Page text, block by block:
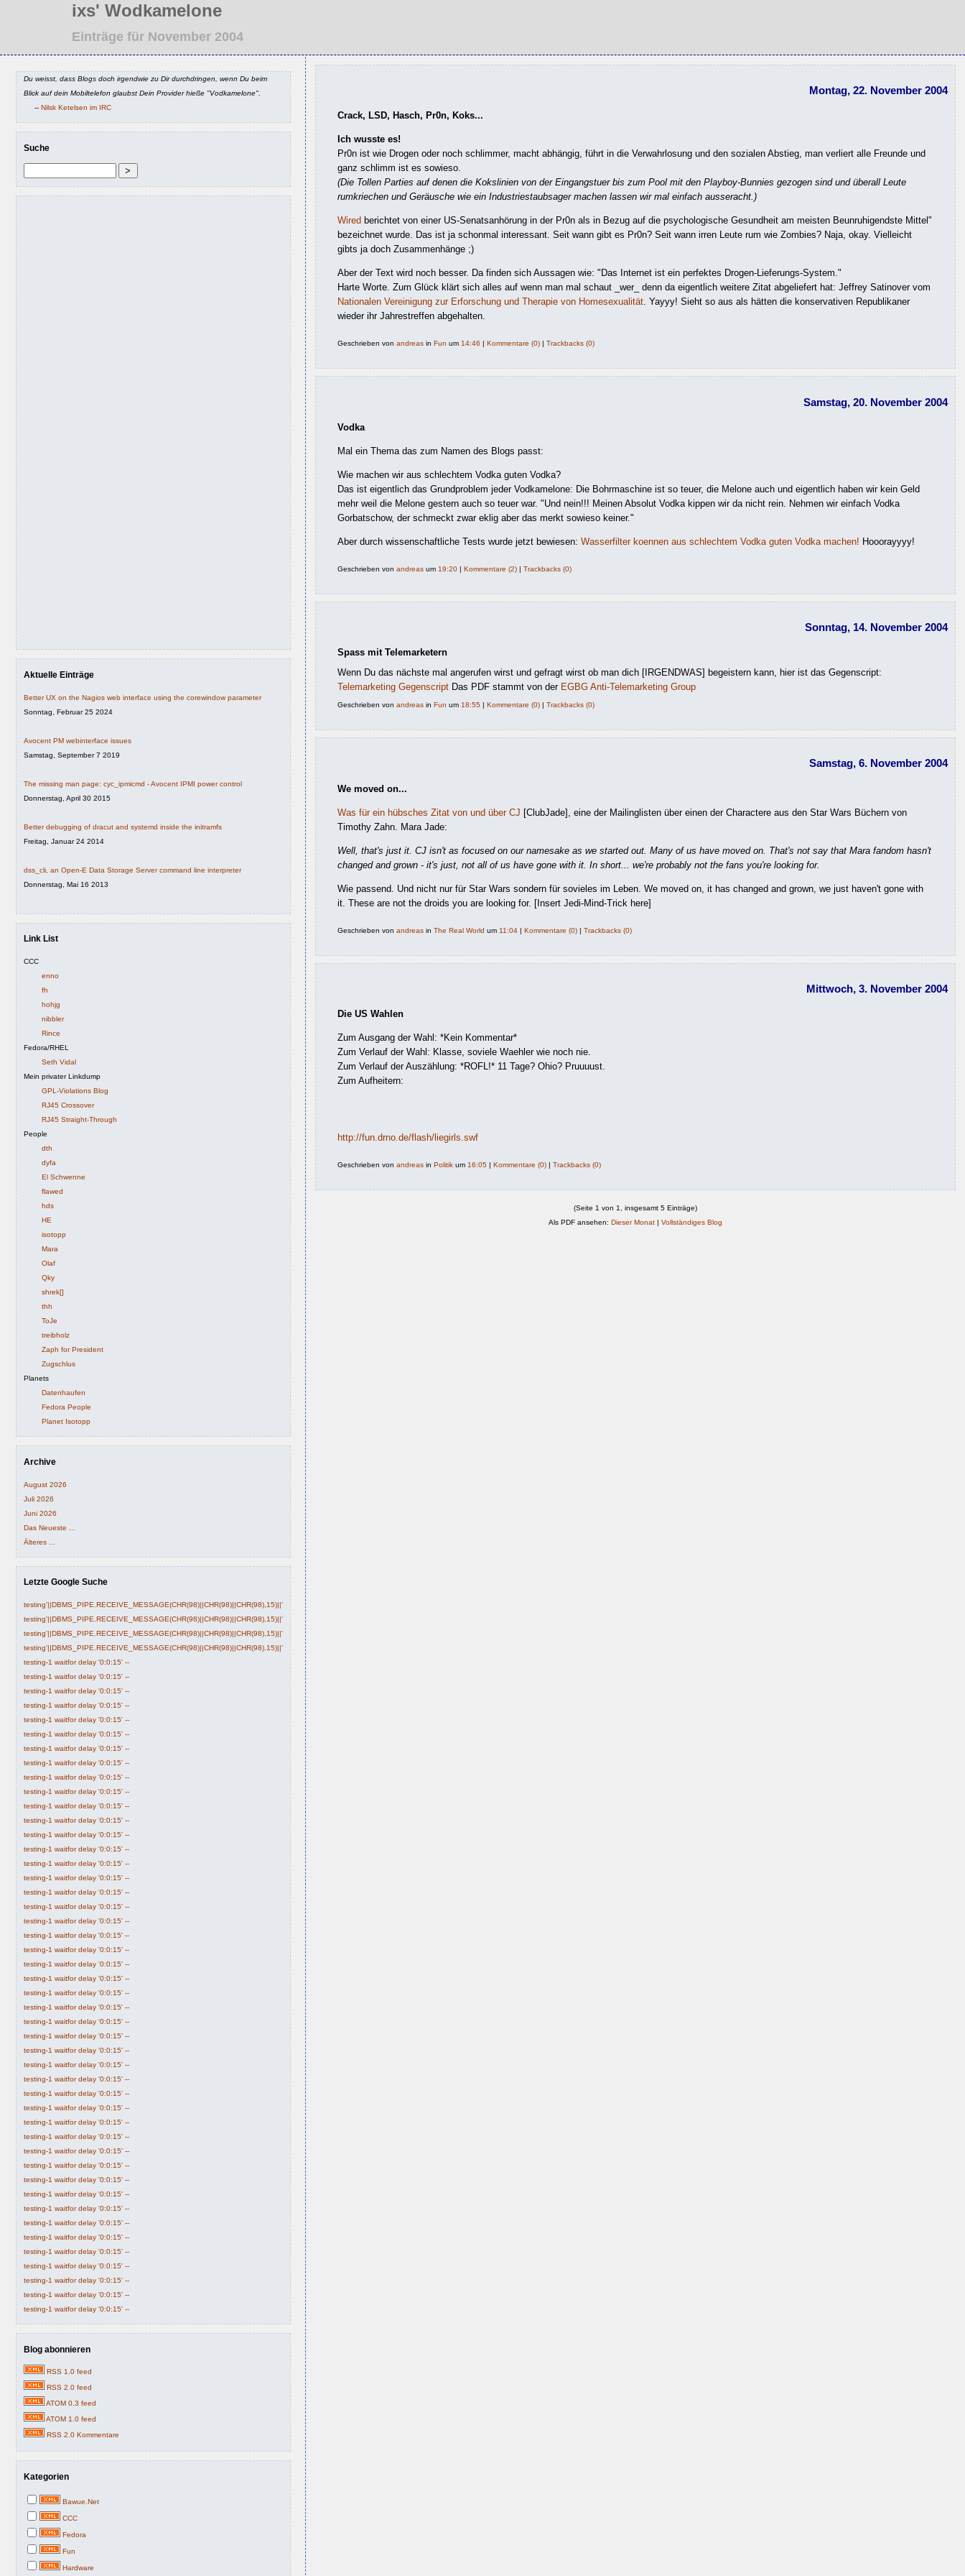
ixs' Wodkamelone
Einträge für November 2004
Du weisst, dass Blogs doch irgendwie zu Dir durchdringen, wenn Du beim
Blick auf dein Mobiltelefon glaubst Dein Provider hieße "Vodkamelone".
-- Nilsk Ketelsen im IRC
Suche
Aktuelle Einträge
Better UX on the Nagios web interface using the corewindow parameter
Sonntag, Februar 25 2024
Avocent PM webinterface issues
Samstag, September 7 2019
The missing man page: cyc_ipmicmd - Avocent IPMI power control
Donnerstag, April 30 2015
Better debugging of dracut and systemd inside the initramfs
Freitag, Januar 24 2014
dss_cli, an Open-E Data Storage Server command line interpreter
Donnerstag, Mai 16 2013
Link List
CCC
enno
fh
hohjg
nibbler
Rince
Fedora/RHEL
Seth Vidal
Mein privater Linkdump
GPL-Violations Blog
RJ45 Crossover
RJ45 Straight-Through
People
dth
dyfa
El Schwenne
flawed
hds
HE
isotopp
Mara
Olaf
Qky
shrek[]
thh
ToJe
treibholz
Zaph for President
Zugschlus
Planets
Datenhaufen
Fedora People
Planet Isotopp
Archive
August 2026
Juli 2026
Juni 2026
Das Neueste ...
Älteres ...
Letzte Google Suche
testing'||DBMS_PIPE.RECEIVE_MESSAGE(CHR(98)||CHR(98)||CHR(98),15)||'
testing'||DBMS_PIPE.RECEIVE_MESSAGE(CHR(98)||CHR(98)||CHR(98),15)||'
testing'||DBMS_PIPE.RECEIVE_MESSAGE(CHR(98)||CHR(98)||CHR(98),15)||'
testing'||DBMS_PIPE.RECEIVE_MESSAGE(CHR(98)||CHR(98)||CHR(98),15)||'
testing-1 waitfor delay '0:0:15' --
testing-1 waitfor delay '0:0:15' --
testing-1 waitfor delay '0:0:15' --
testing-1 waitfor delay '0:0:15' --
testing-1 waitfor delay '0:0:15' --
testing-1 waitfor delay '0:0:15' --
testing-1 waitfor delay '0:0:15' --
testing-1 waitfor delay '0:0:15' --
testing-1 waitfor delay '0:0:15' --
testing-1 waitfor delay '0:0:15' --
testing-1 waitfor delay '0:0:15' --
testing-1 waitfor delay '0:0:15' --
testing-1 waitfor delay '0:0:15' --
testing-1 waitfor delay '0:0:15' --
testing-1 waitfor delay '0:0:15' --
testing-1 waitfor delay '0:0:15' --
testing-1 waitfor delay '0:0:15' --
testing-1 waitfor delay '0:0:15' --
testing-1 waitfor delay '0:0:15' --
testing-1 waitfor delay '0:0:15' --
testing-1 waitfor delay '0:0:15' --
testing-1 waitfor delay '0:0:15' --
testing-1 waitfor delay '0:0:15' --
testing-1 waitfor delay '0:0:15' --
testing-1 waitfor delay '0:0:15' --
testing-1 waitfor delay '0:0:15' --
testing-1 waitfor delay '0:0:15' --
testing-1 waitfor delay '0:0:15' --
testing-1 waitfor delay '0:0:15' --
testing-1 waitfor delay '0:0:15' --
testing-1 waitfor delay '0:0:15' --
testing-1 waitfor delay '0:0:15' --
testing-1 waitfor delay '0:0:15' --
testing-1 waitfor delay '0:0:15' --
testing-1 waitfor delay '0:0:15' --
testing-1 waitfor delay '0:0:15' --
testing-1 waitfor delay '0:0:15' --
testing-1 waitfor delay '0:0:15' --
testing-1 waitfor delay '0:0:15' --
testing-1 waitfor delay '0:0:15' --
testing-1 waitfor delay '0:0:15' --
testing-1 waitfor delay '0:0:15' --
testing-1 waitfor delay '0:0:15' --
testing-1 waitfor delay '0:0:15' --
testing-1 waitfor delay '0:0:15' --
testing-1 waitfor delay '0:0:15' --
Blog abonnieren
RSS 1.0 feed
RSS 2.0 feed
ATOM 0.3 feed
ATOM 1.0 feed
RSS 2.0 Kommentare
Kategorien
Bawue.Net
CCC
Fedora
Fun
Hardware
Montag, 22. November 2004
Crack, LSD, Hasch, Pr0n, Koks...
Ich wusste es!
Pr0n ist wie Drogen oder noch schlimmer, macht abhängig, führt in die Verwahrlosung und den sozialen Abstieg, man verliert alle Freunde und
ganz schlimm ist es sowieso.
(Die Tollen Parties auf denen die Kokslinien von der Eingangstuer bis zum Pool mit den Playboy-Bunnies gezogen sind und überall Leute
rumkriechen und Geräusche wie ein Industriestaubsager machen lassen wir mal einfach ausseracht.)
Wired berichtet von einer US-Senatsanhörung in der Pr0n als in Bezug auf die psychologische Gesundheit am meisten Beunruhigendste Mittel"
bezeichnet wurde. Das ist ja schonmal interessant. Seit wann gibt es Pr0n? Seit wann irren Leute rum wie Zombies? Naja, okay. Vielleicht
gibts ja doch Zusammenhänge ;)
Aber der Text wird noch besser. Da finden sich Aussagen wie: "Das Internet ist ein perfektes Drogen-Lieferungs-System."
Harte Worte. Zum Glück klärt sich alles auf wenn man mal schaut _wer_ denn da eigentlich weitere Zitat abgeliefert hat: Jeffrey Satinover vom
Nationalen Vereinigung zur Erforschung und Therapie von Homesexualität. Yayyy! Sieht so aus als hätten die konservativen Republikaner
wieder ihr Jahrestreffen abgehalten.
Geschrieben von andreas in Fun um 14:46 Kommentare (0) Trackbacks (0)
Samstag, 20. November 2004
Vodka
Mal ein Thema das zum Namen des Blogs passt:
Wie machen wir aus schlechtem Vodka guten Vodka?
Das ist eigentlich das Grundproblem jeder Vodkamelone: Die Bohrmaschine ist so teuer, die Melone auch und eigentlich haben wir kein Geld
mehr weil die Melone gestern auch so teuer war. "Und nein!!! Meinen Absolut Vodka kippen wir da nicht rein. Nehmen wir einfach Vodka
Gorbatschow, der schmeckt zwar eklig aber das merkt sowieso keiner."
Aber durch wissenschaftliche Tests wurde jetzt bewiesen: Wasserfilter koennen aus schlechtem Vodka guten Vodka machen! Hooorayyyy!
Geschrieben von andreas um 19:20 | Kommentare (2) | Trackbacks (0)
Sonntag, 14. November 2004
Spass mit Telemarketern
Wenn Du das nächste mal angerufen wirst und gefragt wirst ob man dich [IRGENDWAS] begeistern kann, hier ist das Gegenscript:
Telemarketing Gegenscript Das PDF stammt von der EGBG Anti-Telemarketing Group
Geschrieben von andreas in Fun um 18:55 | Kommentare (0) | Trackbacks (0)
Samstag, 6. November 2004
We moved on...
Was für ein hübsches Zitat von und über CJ [ClubJade], eine der Mailinglisten über einen der Charactere aus den Star Wars Büchern von
Timothy Zahn. Mara Jade:
Well, that's just it. CJ isn't as focused on our namesake as we started out. Many of us have moved on. That's not say that Mara fandom hasn't
changed and grown - it's just, not all of us have gone with it. In short... we're probably not the fans you're looking for.
Wie passend. Und nicht nur für Star Wars sondern für sovieles im Leben. We moved on, it has changed and grown, we just haven't gone with
it. These are not the droids you are looking for. [Insert Jedi-Mind-Trick here]
Geschrieben von andreas in The Real World um 11:04 | Kommentare (0) | Trackbacks (0)
Mittwoch, 3. November 2004
Die US Wahlen
Zum Ausgang der Wahl: *Kein Kommentar*
Zum Verlauf der Wahl: Klasse, soviele Waehler wie noch nie.
Zum Verlauf der Auszählung: *ROFL!* 11 Tage? Ohio? Pruuuust.
Zum Aufheitern:
http://fun.drno.de/flash/liegirls.swf
Geschrieben von andreas in Politik um 16:05 | Kommentare (0) | Trackbacks (0)
(Seite 1 von 1, insgesamt 5 Einträge)
Als PDF ansehen: Dieser Monat | Vollständiges Blog